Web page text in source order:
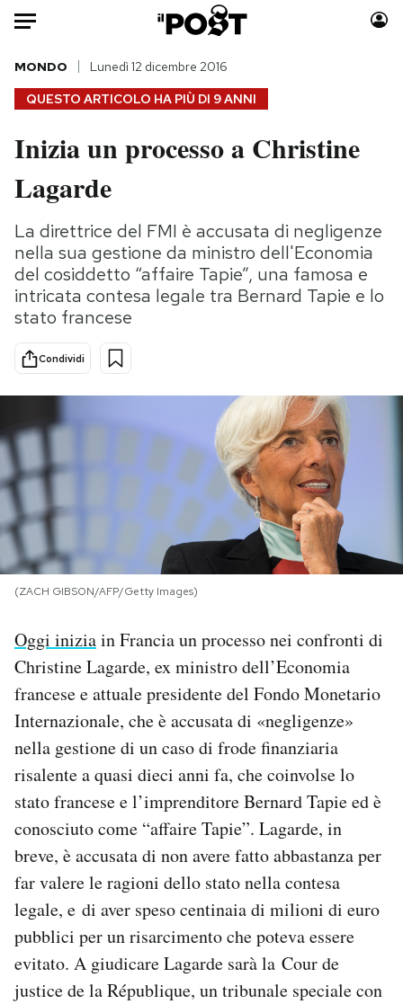
Auto
HOME
Italia
Politica
Tecnologia
Internet
Scienza
Cultura
Sport
Moda
Storie/Idee
Ok Boomer!
Media
Europa
PODCAST
NEWSLETTER
I MIEI PREFERITI
CALENDARIO
AREA PERSONALE
Area Personale
Newsletter
Notifiche mobile
Hai bisogno di aiuto?
Esci
QUESTO ARTICOLO HA PIÙ DI 9 ANNI
MONDO Lunedì 12 dicembre 2016
Inizia un processo a Christine
Lagarde
La direttrice del FMI è accusata di negligenze
nella sua gestione da ministro dell'Economia
del cosiddetto “affaire Tapie”, una famosa e
intricata contesa legale tra Bernard Tapie e lo
stato francese
Condividi
(ZACH GIBSON/AFP/Getty Images)
Oggi iniziain Francia un processo nei confronti di
Christine Lagarde, ex ministro dell’Economia
francese e attuale presidente del Fondo Monetario
Internazionale, che è accusata di «negligenze»
nella gestione di un caso di frode finanziaria
risalente a quasi dieci anni fa, che coinvolse lo
stato francese e l’imprenditore Bernard Tapie ed è
conosciuto come “affaire Tapie”. Lagarde, in
breve, è accusata di non avere fatto abbastanza per
far valere le ragioni dello stato nella contesa
legale, e di aver speso centinaia di milioni di euro
pubblici per un risarcimento che poteva essere
evitato. A giudicare Lagarde sarà la Cour de
justice de la République, un tribunale speciale con